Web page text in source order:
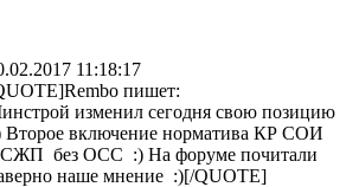
11:18:17
Rembo пишет:
изменил сегодня свою позицию
Второе включение норматива КР СОИ
без ОСС :) На форуме почитали
наше мнение :)[/QUOTE]